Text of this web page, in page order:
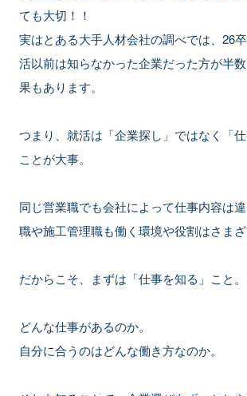
ても大切！！
実はとある大手人材会社の調べでは、26
活以前は知らなかった企業だった方が半
果もあります。
つまり、就活は「企業探し」ではなく「
ことが大事。
同じ営業職でも会社によって仕事内容は
職や施工管理職も働く環境や役割はさまざ
だからこそ、まずは「仕事を知る」こと。
どんな仕事があるのか。
自分に合うのはどんな働き方なのか。